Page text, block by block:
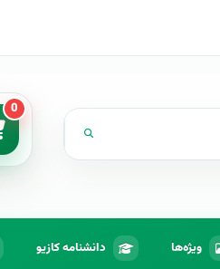
0
ویژه‌ها دانشنامه کازیو